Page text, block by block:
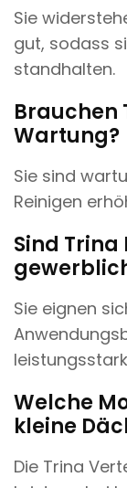
Sie
gut, sodass
standhalten.
Brauchen
Wartung?
Sie sind
Reinigen
Sind
Sie eignen
Welche
kleine
Die Trina